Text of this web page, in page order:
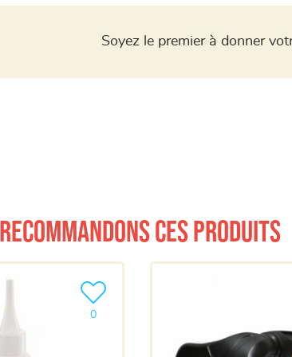
Soyez le premier à donner
ces produits
0
Ajouter le produit à ma liste